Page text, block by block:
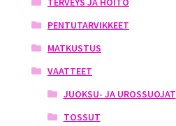
PENTUTARVIKKEET
MATKUSTUS
VAATTEET
JUOKSU- JA UROSSUOJAT
TOSSUT